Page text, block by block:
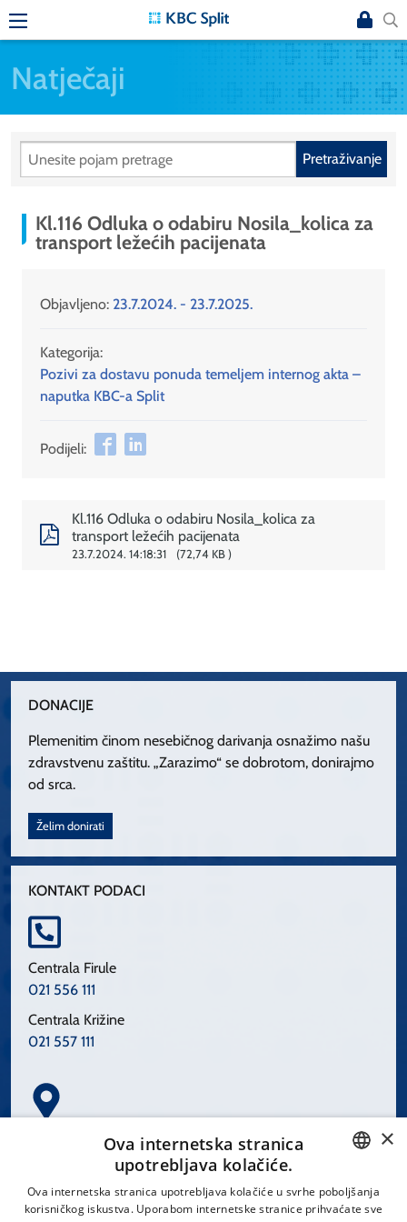
Natječaji
Pretraživanje
Kl.116 Odluka o odabiru Nosila_kolica za
transport ležećih pacijenata
Objavljeno: 23.7.2024. - 23.7.2025.
Kategorija:
Pozivi za dostavu ponuda temeljem internog akta –
naputka KBC-a Split
Podijeli:
Kl.116 Odluka o odabiru Nosila_kolica za
transport ležećih pacijenata
23.7.2024. 14:18:31 72,74 KB
DONACIJE
Plemenitim činom nesebičnog darivanja osnažimo našu
zdravstvenu zaštitu. „Zarazimo“ se dobrotom, donirajmo
od srca.
Želim donirati
KONTAKT PODACI
Centrala Firule
021 556 111
Centrala Križine
021 557 111
Spinčićeva 1, 21000 Split
CROATIAN
×
Ova internetska stranica
upotrebljava kolačiće.
Ova internetska stranica upotrebljava kolačiće u svrhe poboljšanja
korisničkog iskustva. Uporabom internetske stranice prihvaćate sve